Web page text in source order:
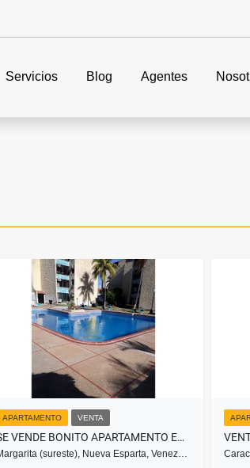
Servicios Blog Agentes
APARTAMENTO VENTA
SE VENDE BONITO APARTAMENTO EN MANEIRO ISLA DE MARGARITA
(sureste), Nueva Esparta, Venez…